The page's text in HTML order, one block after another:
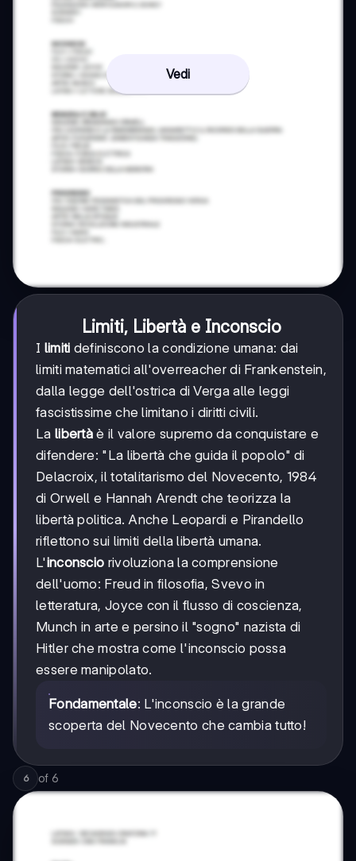
Vedi
Limiti, Libertà e Inconscio
I limiti definiscono la condizione umana: dai
limiti matematici all'overreacher di Frankenstein,
dalla legge dell'ostrica di Verga alle leggi
fascistissime che limitano i diritti civili.
La libertà è il valore supremo da conquistare e
difendere: "La libertà che guida il popolo" di
Delacroix, il totalitarismo del Novecento, 1984
di Orwell e Hannah Arendt che teorizza la
libertà politica. Anche Leopardi e Pirandello
riflettono sui limiti della libertà umana.
L'inconscio rivoluziona la comprensione
dell'uomo: Freud in filosofia, Svevo in
letteratura, Joyce con il flusso di coscienza,
Munch in arte e persino il "sogno" nazista di
Hitler che mostra come l'inconscio possa
essere manipolato.
Fondamentale: L'inconscio è la grande
scoperta del Novecento che cambia tutto!
6 of 6